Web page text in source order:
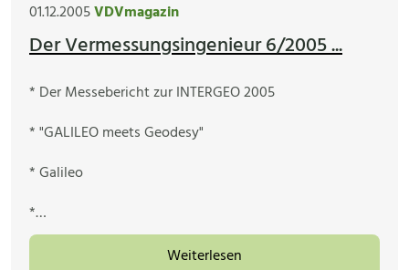
01.12.2005VDVmagazin
Der Vermessungsingenieur 6/2005 ...
* Der Messebericht zur INTERGEO 2005
* "GALILEO meets Geodesy"
* Galileo
*…
Weiterlesen